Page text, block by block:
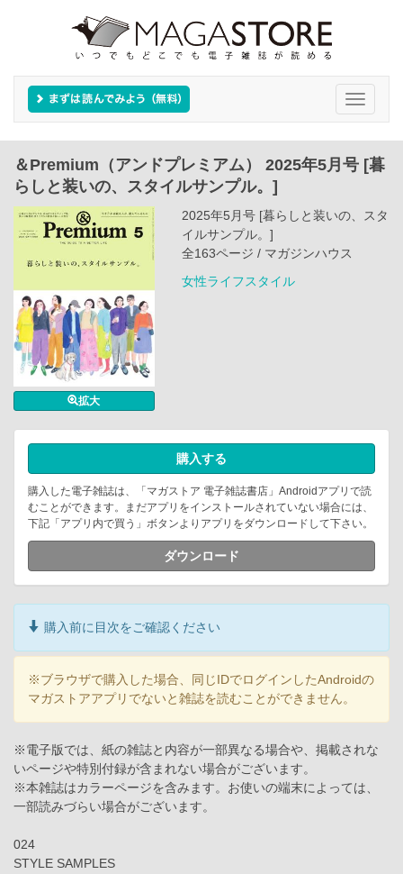
Toggle
＆Premium（アンドプレミアム） 2025年5月号 [暮
らしと装いの、スタイルサンプル。]
拡大
2025年5月号 [暮らしと装いの、スタ
イルサンプル。]
全163ページ / マガジンハウス
女性ライフスタイル
購入する
購入した電子雑誌は、「マガストア 電子雑誌書店」Androidアプリで読
むことができます。まだアプリをインストールされていない場合には、
下記「アプリ内で買う」ボタンよりアプリをダウンロードして下さい。
ダウンロード
購入前に目次をご確認ください
※ブラウザで購入した場合、同じIDでログインしたAndroidの
マガストアアプリでないと雑誌を読むことができません。
※電子版では、紙の雑誌と内容が一部異なる場合や、掲載されな
いページや特別付録が含まれない場合がございます。
※本雑誌はカラーページを含みます。お使いの端末によっては、
一部読みづらい場合がございます。
024
STYLE SAMPLES